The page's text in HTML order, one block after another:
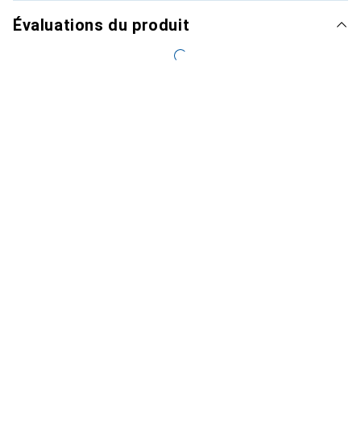
Évaluations du produit